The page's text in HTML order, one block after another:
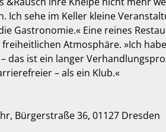
Ich sehe im Keller kleine
Gastronomie.« Eine reines
Atmosphäre. »Ich
das ist ein langer
– als ein Klub.«
Bürgerstraße 36, 01127 Dresden